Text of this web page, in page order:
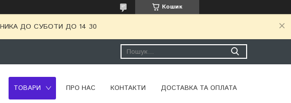
Кошик
ДО СУБОТИ ДО 14 30
ТОВАРИ ПРО НАС КОНТАКТИ ДОСТАВКА ТА ОПЛАТА